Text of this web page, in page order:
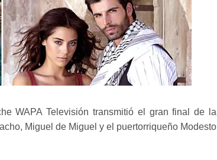
WAPA Televisión transmitió el gran final de la
Miguel de Miguel y el puertorriqueño Modesto